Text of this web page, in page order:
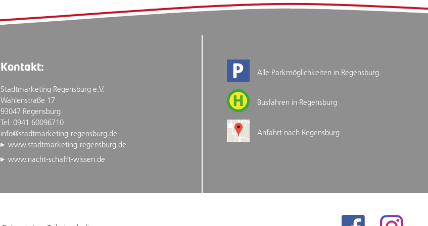
Kontakt:
Stadtmarketing Regensburg e.V.
Wahlenstraße 17
93047 Regensburg
Tel. 0941 60096710
info@stadtmarketing-regensburg.de
www.stadtmarketing-regensburg.de
www.nacht-schafft-wissen.de
Alle Parkmöglichkeiten in Regensburg
Busfahren in Regensburg
Anfahrt nach Regensburg